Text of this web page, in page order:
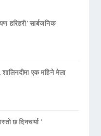
हरिहरी’ सार्बजनिक
एक महिने मेला
छ दिनचर्या ’